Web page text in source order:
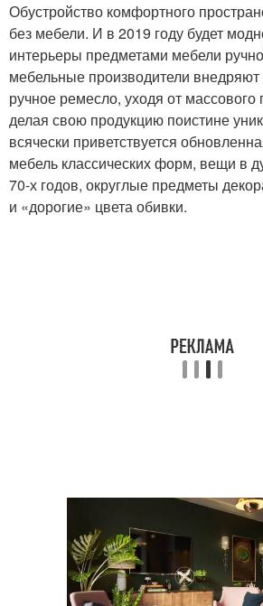
Обустройство комфортного
без мебели. И в 2019 году будет
интерьеры предметами мебели
мебельные производители внедряют
ручное ремесло, уходя от массового
делая свою продукцию поистине
всячески приветствуется
мебель классических форм, вещи в
70-х годов, округлые предметы
и «дорогие» цвета обивки.